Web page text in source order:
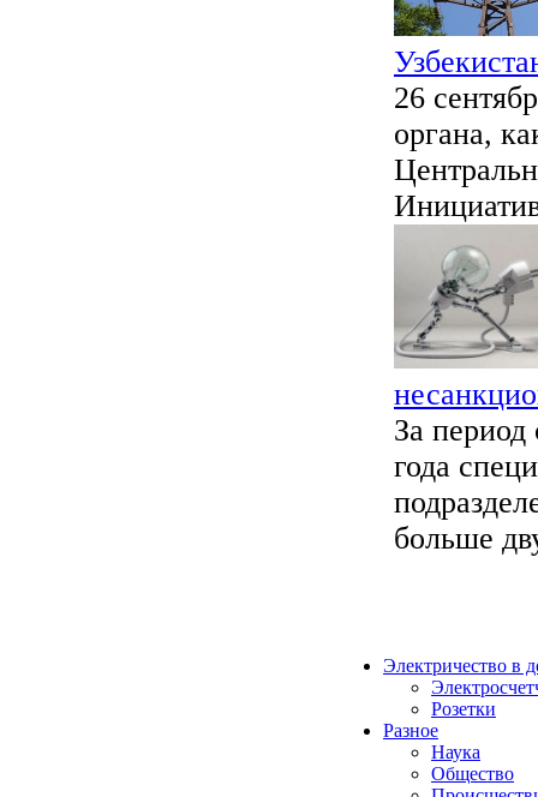
26
органа,
За
года
больше
Электричество в
Розетки
Разное
Наука
Общество